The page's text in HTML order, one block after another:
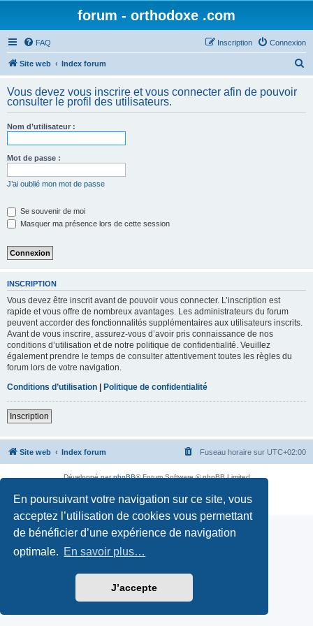
En poursuivant votre navigation sur ce site, vous
acceptez l’utilisation de cookies vous permettant
de bénéficier d’une expérience de navigation
optimale. En savoir plus…
J’accepte
forum - orthodoxe .com
FAQ Connexion
Inscription
Site web Index forum
h
Vous devez vous inscrire et vous connecter afin de pouvoir
consulter le profil des utilisateurs.
Nom d’utilisateur :
Mot de passe :
J’ai oublié mon mot de passe
Se souvenir de moi
Masquer ma présence lors de cette session
INSCRIPTION
Vous devez être inscrit avant de pouvoir vous connecter. L’inscription est
rapide et vous offre de nombreux avantages. Les administrateurs du forum
peuvent accorder des fonctionnalités supplémentaires aux utilisateurs inscrits.
Avant de vous inscrire, assurez-vous d’avoir pris connaissance de nos
conditions d’utilisation et de notre politique de confidentialité. Veuillez
également prendre le temps de consulter attentivement toutes les règles du
forum lors de votre navigation.
Conditions d’utilisation | Politique de confidentialité
Inscription
Site web Index forum Fuseau horaire sur UTC+02:00
Développé parphpBB® Forum Software © phpBB Limited
Confidentialité| Conditions